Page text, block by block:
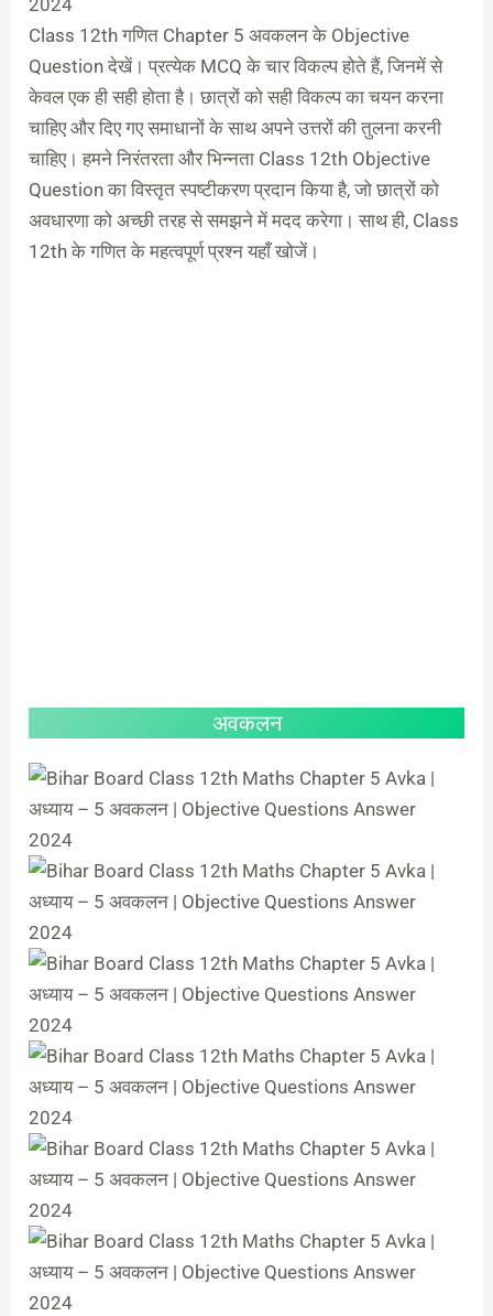
Class 12th गणित Chapter 5 अवकलन के Objective
Question देखें। प्रत्येक MCQ के चार विकल्प होते हैं, जिनमें से
केवल एक ही सही होता है। छात्रों को सही विकल्प का चयन करना
चाहिए और दिए गए समाधानों के साथ अपने उत्तरों की तुलना करनी
चाहिए। हमने निरंतरता और भिन्नता Class 12th Objective
Question का विस्तृत स्पष्टीकरण प्रदान किया है, जो छात्रों को
अवधारणा को अच्छी तरह से समझने में मदद करेगा। साथ ही, Class
12th के गणित के महत्वपूर्ण प्रश्न यहाँ खोजें।
अवकलन